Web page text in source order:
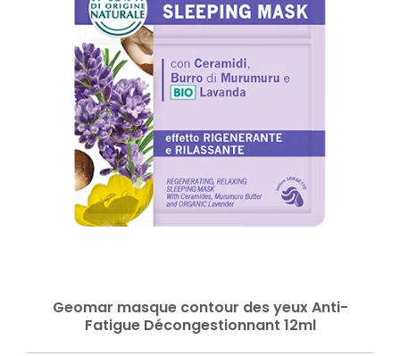
Geomar masque contour des yeux Anti-
Fatigue Décongestionnant 12ml